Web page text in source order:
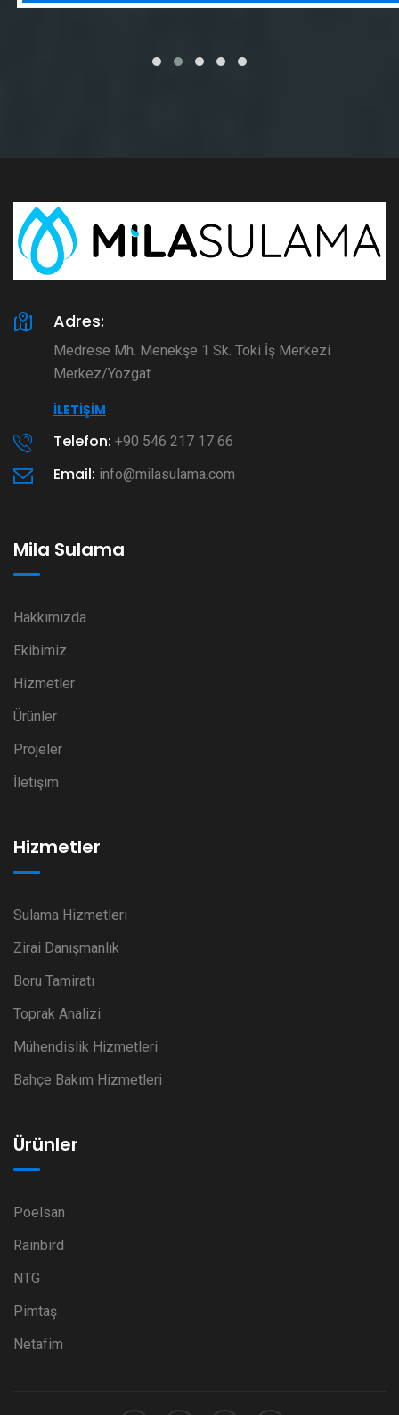
Adres:
Medrese Mh. Menekşe 1 Sk. Toki İş Merkezi
Merkez/Yozgat
İLETIŞIM
Telefon: +90 546 217 17 66
Email: info@milasulama.com
Mila Sulama
Hakkımızda
Ekibimiz
Hizmetler
Ürünler
Projeler
İletişim
Hizmetler
Sulama Hizmetleri
Zirai Danışmanlık
Boru Tamiratı
Toprak Analizi
Mühendislik Hizmetleri
Bahçe Bakım Hizmetleri
Ürünler
Poelsan
Rainbird
NTG
Pimtaş
Netafim